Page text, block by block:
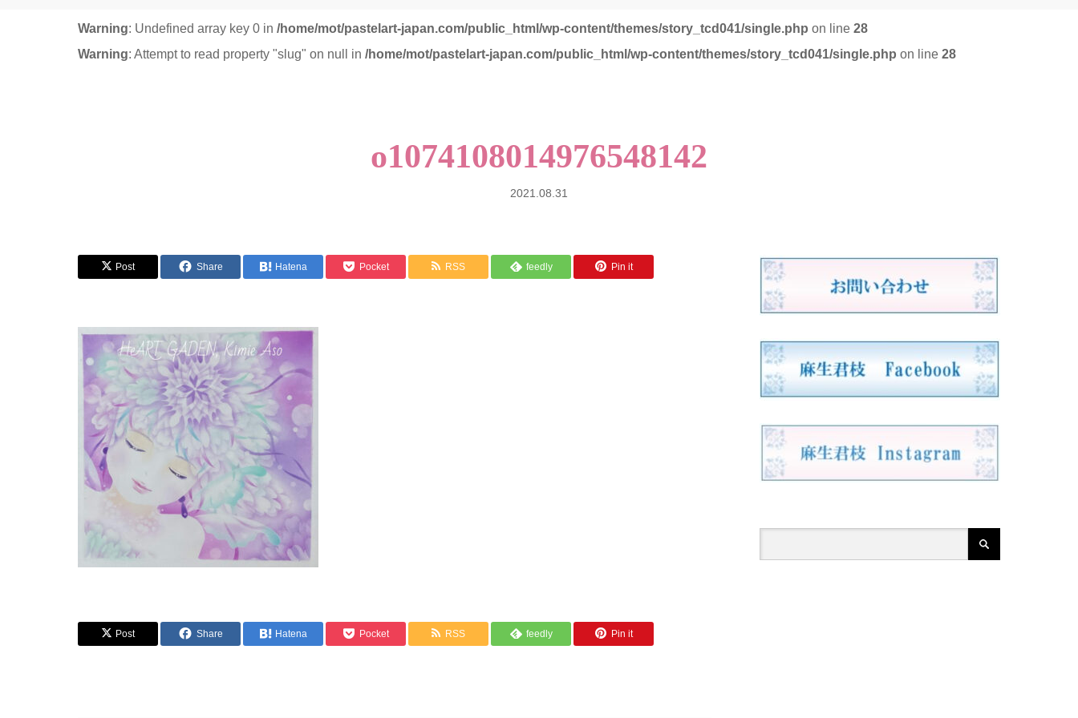
Warning: Undefined array key 0 in /home/mot/pastelart-japan.com/public_html/wp-content/themes/story_tcd041/single.php on line 28
Warning: Attempt to read property "slug" on null in /home/mot/pastelart-japan.com/public_html/wp-content/themes/story_tcd041/single.php on line 28
o1074108014976548142
2021.08.31
Post Share Hatena Pocket RSS feedly Pin it
Post Share Hatena Pocket RSS feedly Pin it